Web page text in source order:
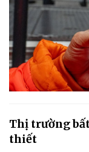
Thị trường
thiết